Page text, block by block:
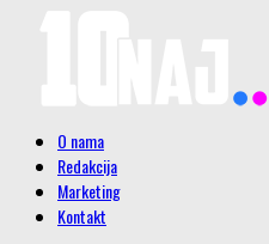
O nama
Redakcija
Marketing
Kontakt